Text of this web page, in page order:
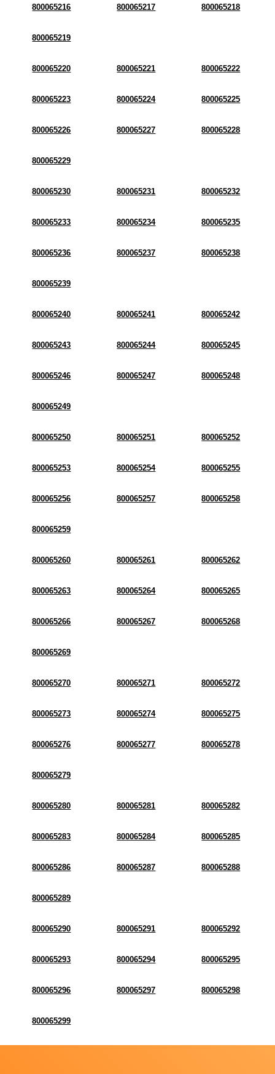
800065216 800065217 800065218
800065219
800065220 800065221 800065222
800065223 800065224 800065225
800065226 800065227 800065228
800065229
800065230 800065231 800065232
800065233 800065234 800065235
800065236 800065237 800065238
800065239
800065240 800065241 800065242
800065243 800065244 800065245
800065246 800065247 800065248
800065249
800065250 800065251 800065252
800065253 800065254 800065255
800065256 800065257 800065258
800065259
800065260 800065261 800065262
800065263 800065264 800065265
800065266 800065267 800065268
800065269
800065270 800065271 800065272
800065273 800065274 800065275
800065276 800065277 800065278
800065279
800065280 800065281 800065282
800065283 800065284 800065285
800065286 800065287 800065288
800065289
800065290 800065291 800065292
800065293 800065294 800065295
800065296 800065297 800065298
800065299